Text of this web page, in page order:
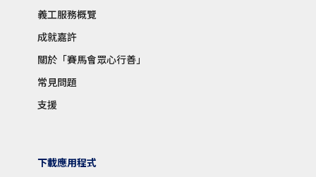
義工服務概覽
成就嘉許
關於「賽馬會眾心行善」
常見問題
支援
下載應用程式